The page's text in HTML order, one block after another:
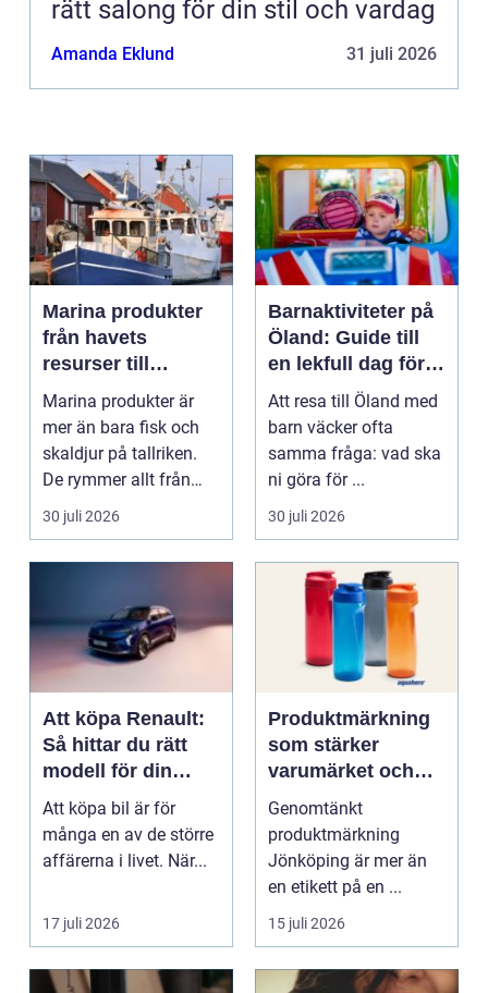
rätt salong för din stil och vardag
Amanda Eklund 31 juli 2026
Marina produkter
från havets
resurser till
hållbara
upplevelser
Marina produkter är
mer än bara fisk och
skaldjur på tallriken.
De rymmer allt från
mat och hälsa ti...
30 juli 2026
Barnaktiviteter på
Öland: Guide till
en lekfull dag för
hela familjen
Att resa till Öland med
barn väcker ofta
samma fråga: vad ska
ni göra för ...
30 juli 2026
Att köpa Renault:
Så hittar du rätt
modell för din
vardag
Att köpa bil är för
många en av de större
affärerna i livet. När...
17 juli 2026
Produktmärkning
som stärker
varumärket och
förenklar vardagen
Genomtänkt
produktmärkning
Jönköping är mer än
en etikett på en ...
15 juli 2026